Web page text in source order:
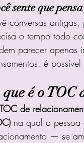
sente que
conversas
o tempo todo
parecer apenas
é
é o TOC
TOC de
na qual a pessoa
— se